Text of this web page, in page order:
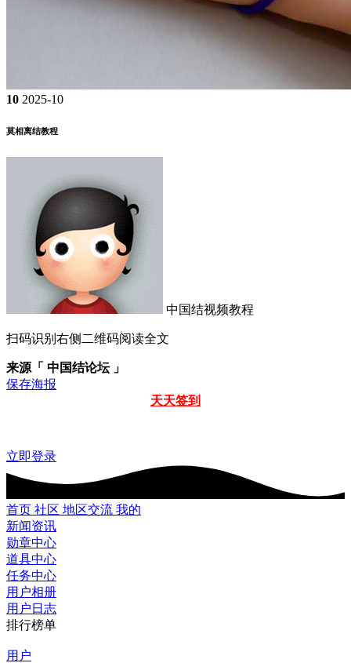
10 2025-10
莫相离结教程
中国结视频教程
扫码识别右侧二维码阅读全文
来源「 中国结论坛 」
保存海报
天天签到
立即登录
首页 社区 地区交流 我的
新闻资讯
勋章中心
道具中心
任务中心
用户相册
用户日志
排行榜单
用户